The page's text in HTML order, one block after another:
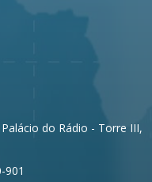
do Rádio - Torre III,
901